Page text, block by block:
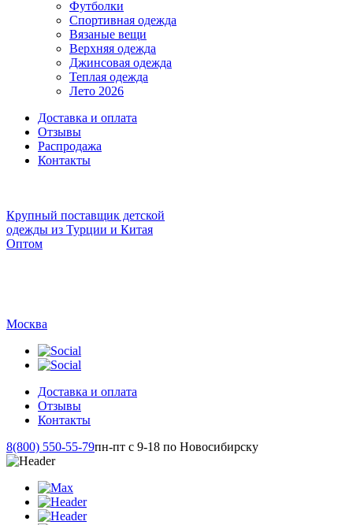
Футболки
Спортивная одежда
Вязаные вещи
Верхняя одежда
Джинсовая одежда
Теплая одежда
Лето 2026
Доставка и оплата
Отзывы
Распродажа
Контакты
Крупный поставщик детской
одежды из Турции и Китая
Оптом
Москва
Доставка и оплата
Отзывы
Контакты
8(800) 550-55-79пн-пт с 9-18 по Новосибирску